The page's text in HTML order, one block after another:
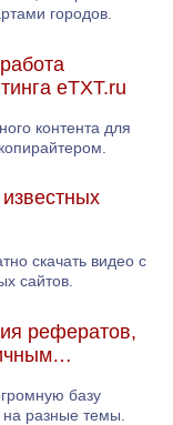
городов.
eTXT.ru
контента для
скачать видео с
сайтов.
рефератов,
базу
разные темы.